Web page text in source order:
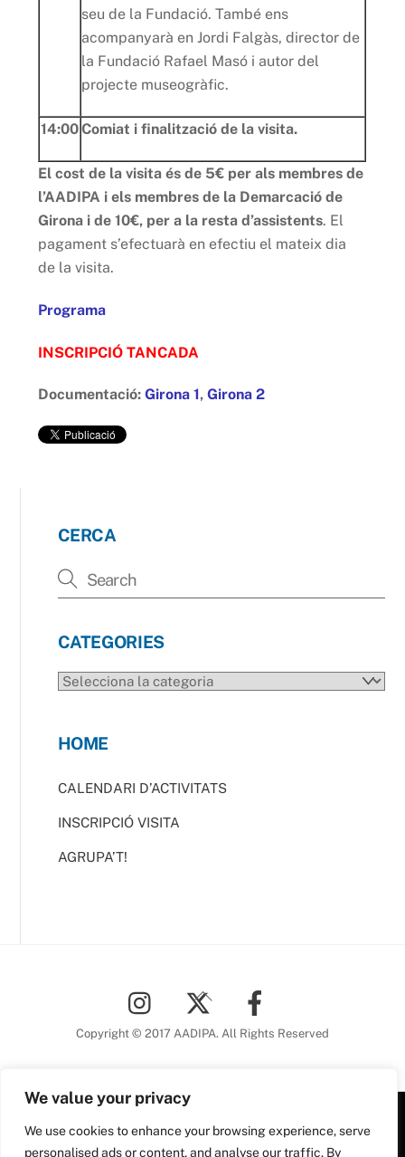
We value your privacy
We use cookies to enhance your browsing experience, serve
personalised ads or content, and analyse our traffic. By
seu de la Fundació. També ens
acompanyarà en Jordi Falgàs, director de
la Fundació Rafael Masó i autor del
projecte museogràfic.
14:00Comiat i finalització de la visita.
El cost de la visita és de 5€ per als membres de
l’AADIPA i els membres de la Demarcació de
Girona i de 10€, per a la resta d’assistents. El
pagament s’efectuarà en efectiu el mateix dia
de la visita.
Programa
INSCRIPCIÓ TANCADA
Documentació:Girona 1,Girona 2
CERCA
CATEGORIES
CATEGORIES
HOME
CALENDARI D’ACTIVITATS
INSCRIPCIÓ VISITA
AGRUPA’T!
To
Top
Copyright © 2017 AADIPA. All Rights Reserved
Plaça Nova, 5 6a planta